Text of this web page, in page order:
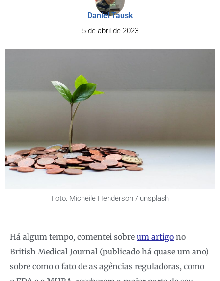
Daniel Tausk
5 de abril de 2023
Foto: Micheile Henderson / unsplash
Há algum tempo, comentei sobre um artigo no
British Medical Journal (publicado há quase um ano)
sobre como o fato de as agências reguladoras, como